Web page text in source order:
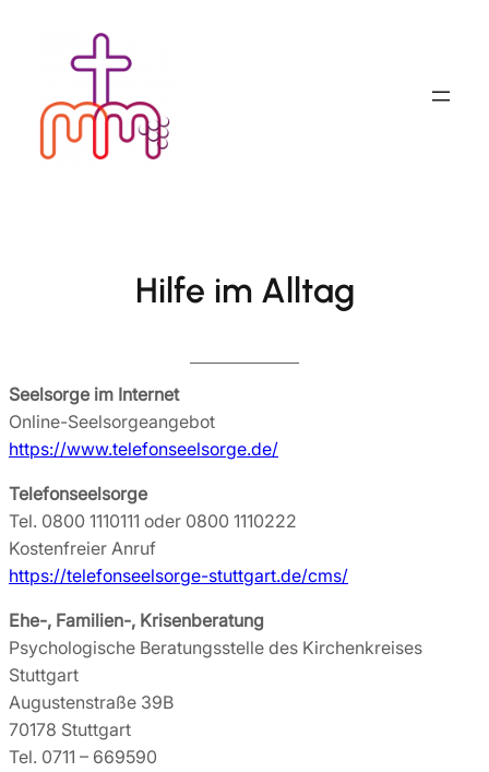
springen
Hilfe im Alltag
Seelsorge im Internet
Online-Seelsorgeangebot
https://www.telefonseelsorge.de/
Telefonseelsorge
Tel. 0800 1110111 oder 0800 1110222
Kostenfreier Anruf
https://telefonseelsorge-stuttgart.de/cms/
Ehe-, Familien-, Krisenberatung
Psychologische Beratungsstelle des Kirchenkreises
Stuttgart
Augustenstraße 39B
70178 Stuttgart
Tel. 0711 – 669590